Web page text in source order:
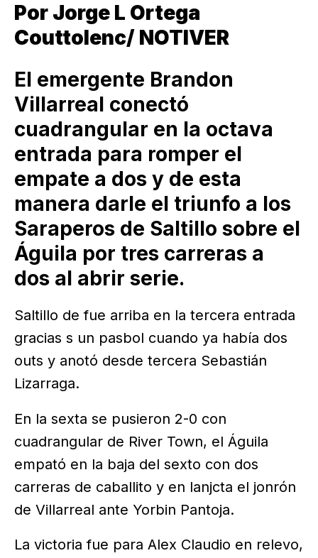
Por Jorge L Ortega
Couttolenc/ NOTIVER
El emergente Brandon
Villarreal conectó
cuadrangular en la octava
entrada para romper el
empate a dos y de esta
manera darle el triunfo a los
Saraperos de Saltillo sobre el
Águila por tres carreras a
dos al abrir serie.
Saltillo de fue arriba en la tercera entrada
gracias s un pasbol cuando ya había dos
outs y anotó desde tercera Sebastián
Lizarraga.
En la sexta se pusieron 2-0 con
cuadrangular de River Town, el Águila
empató en la baja del sexto con dos
carreras de caballito y en lanjcta el jonrón
de Villarreal ante Yorbin Pantoja.
La victoria fue para Alex Claudio en relevo,